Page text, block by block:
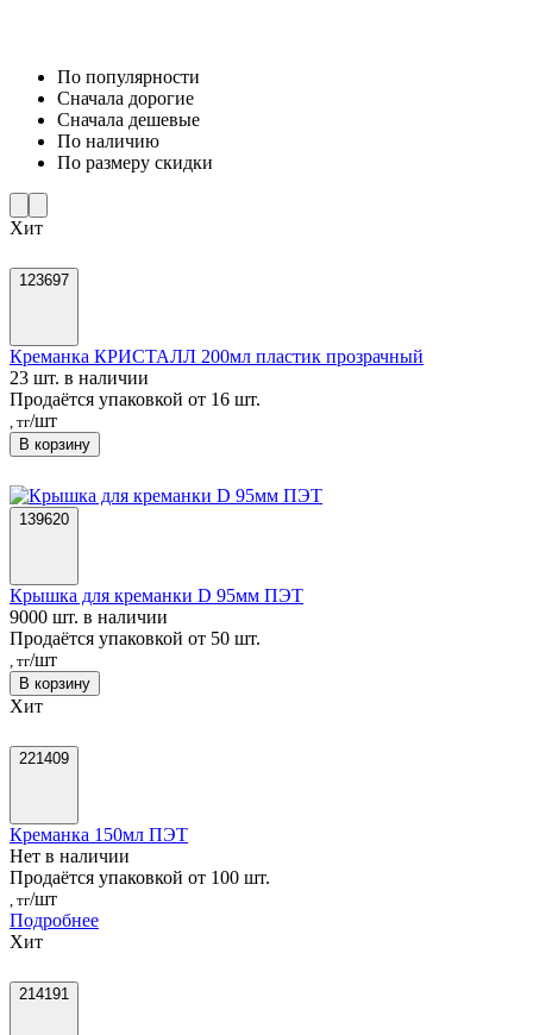
По популярности
Cначала дорогие
Cначала дешевые
По наличию
По размеру скидки
Хит
123697
Креманка КРИСТАЛЛ 200мл пластик прозрачный
23 шт. в наличии
Продаётся упаковкой от 16 шт.
, тг/шт
В корзину
139620
Крышка для креманки D 95мм ПЭТ
9000 шт. в наличии
Продаётся упаковкой от 50 шт.
, тг/шт
В корзину
Хит
221409
Креманка 150мл ПЭТ
Нет в наличии
Продаётся упаковкой от 100 шт.
, тг/шт
Подробнее
Хит
214191